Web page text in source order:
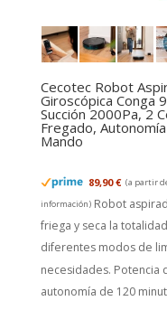
Cecotec Robot
Giroscópica Conga
Succión 2000Pa, 2
Fregado,
Mando
89,90 € (a partir
información) Robot
friega y seca la
diferentes modos de
necesidades. Potencia
autonomía de 120